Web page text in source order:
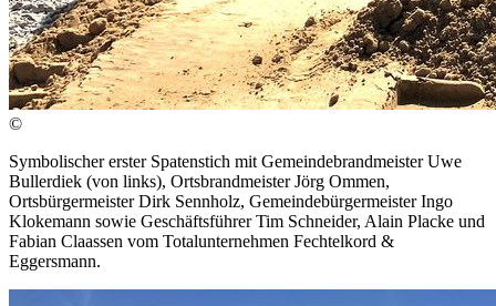
©
Symbolischer erster Spatenstich mit Gemeindebrandmeister Uwe
Bullerdiek (von links), Ortsbrandmeister Jörg Ommen,
Ortsbürgermeister Dirk Sennholz, Gemeindebürgermeister Ingo
Klokemann sowie Geschäftsführer Tim Schneider, Alain Placke und
Fabian Claassen vom Totalunternehmen Fechtelkord &
Eggersmann.